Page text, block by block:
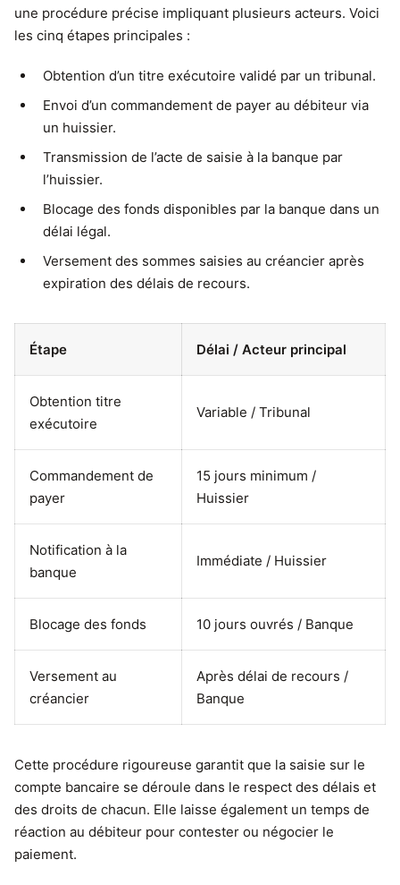
une procédure précise impliquant plusieurs acteurs. Voici
les cinq étapes principales :
Obtention d’un titre exécutoire validé par un tribunal.
Envoi d’un commandement de payer au débiteur via
un huissier.
Transmission de l’acte de saisie à la banque par
l’huissier.
Blocage des fonds disponibles par la banque dans un
délai légal.
Versement des sommes saisies au créancier après
expiration des délais de recours.
Étape Délai / Acteur principal
Obtention titre
exécutoire
Variable / Tribunal
Commandement de
payer
15 jours minimum /
Huissier
Notification à la
banque
Immédiate / Huissier
Blocage des fonds 10 jours ouvrés / Banque
Versement au
créancier
Après délai de recours /
Banque
Cette procédure rigoureuse garantit que la saisie sur le
compte bancaire se déroule dans le respect des délais et
des droits de chacun. Elle laisse également un temps de
réaction au débiteur pour contester ou négocier le
paiement.